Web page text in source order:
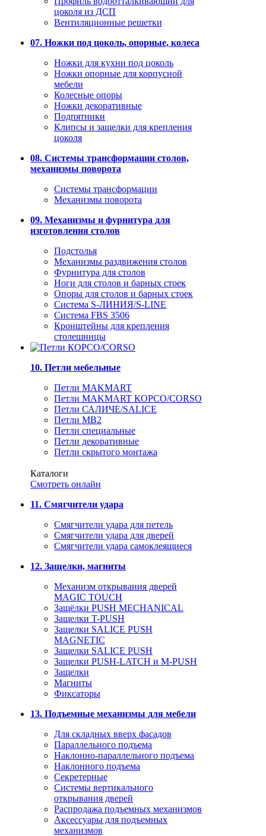
цоколя из ДСП
Вентиляционные решетки
07. Ножки под цоколь, опорные, колеса
Ножки для кухни под цоколь
Ножки опорные для корпусной
мебели
Колесные опоры
Ножки декоративные
Подпятники
Клипсы и защелки для крепления
цоколя
08. Системы трансформации столов,
механизмы поворота
Системы трансформации
Механизмы поворота
09. Механизмы и фурнитура для
изготовления столов
Подстолья
Механизмы раздвижения столов
Фурнитура для столов
Ноги для столов и барных стоек
Опоры для столов и барных стоек
Система S-ЛИНИЯ/S-LINE
Система FBS 3506
Кронштейны для крепления
столешницы
10. Петли мебельные
Петли MAKMART
Петли MAKMART КОРСО/CORSO
Петли САЛИЧЕ/SALICE
Петли MB2
Петли специальные
Петли декоративные
Петли скрытого монтажа
Каталоги
Смотреть онлайн
11. Смягчители удара
Смягчители удара для петель
Смягчители удара для дверей
Cмягчители удара самоклеящиеся
12. Защелки, магниты
Механизм открывания дверей
MAGIC TOUCH
Защёлки PUSH MECHANICAL
Защелки T-PUSH
Защелки SALICE PUSH
MAGNETIC
Защелки SALICE PUSH
Защелки PUSH-LATCH и M-PUSH
Защелки
Магниты
Фиксаторы
13. Подъемные механизмы для мебели
Для складных вверх фасадов
Параллельного подъема
Наклонно-параллельного подъема
Наклонного подъема
Секретерные
Системы вертикального
открывания дверей
Распродажа подъемных механизмов
Аксессуары для подъемных
механизмов